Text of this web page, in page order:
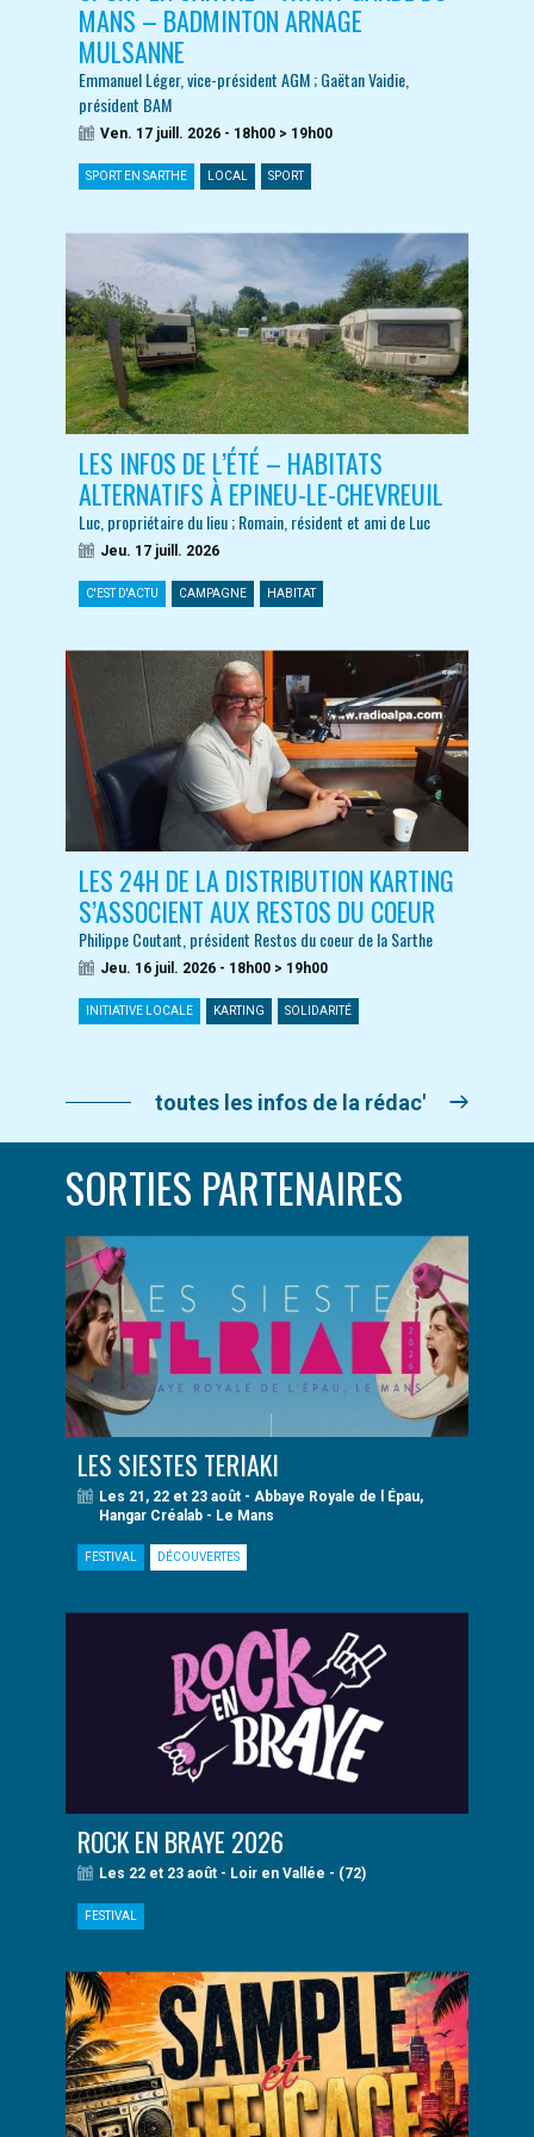
MANS – BADMINTON ARNAGE
MULSANNE
Emmanuel Léger, vice-président AGM ; Gaëtan Vaidie,
président BAM
Ven. 17 juill. 2026 - 18h00 > 19h00
SPORT EN SARTHE LOCAL SPORT
LES INFOS DE L’ÉTÉ – HABITATS
ALTERNATIFS À EPINEU-LE-CHEVREUIL
Luc, propriétaire du lieu ; Romain, résident et ami de Luc
Jeu. 17 juill. 2026
C'EST D'ACTU CAMPAGNE HABITAT
LES 24H DE LA DISTRIBUTION KARTING
S’ASSOCIENT AUX RESTOS DU COEUR
Philippe Coutant, président Restos du coeur de la Sarthe
Jeu. 16 juil. 2026 - 18h00 > 19h00
INITIATIVE LOCALE KARTING SOLIDARITÉ
toutes les infos de la rédac'
SORTIES PARTENAIRES
LES SIESTES TERIAKI
Les 21, 22 et 23 août - Abbaye Royale de l Épau,
Hangar Créalab - Le Mans
FESTIVAL DÉCOUVERTES
ROCK EN BRAYE 2026
Les 22 et 23 août - Loir en Vallée - (72)
FESTIVAL